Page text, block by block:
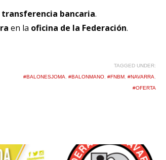
transferencia bancaria.
en la oficina de la Federación.
TAGGED UNDER:
#BALONESJOMA
#BALONMANO #FNBM #NAVARRA
#OFERTA